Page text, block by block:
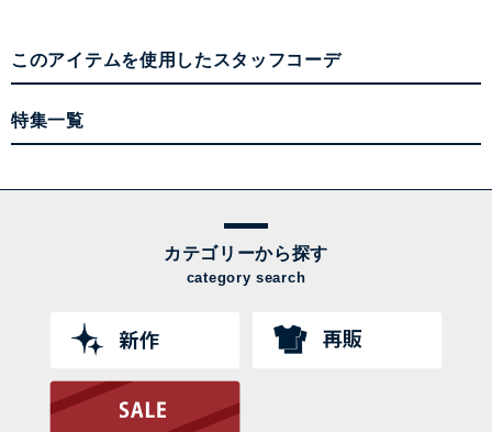
このアイテムを使用したスタッフコーデ
特集一覧
カテゴリーから探す
category search